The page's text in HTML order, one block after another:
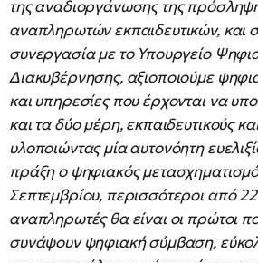
της αναδιοργάνωσης της
αναπληρωτών εκπαιδευτικών, και
συνεργασία με το Υπουργείο
Διακυβέρνησης, αξιοποιούμε
και υπηρεσίες που έρχονται να
και τα δύο μέρη, εκπαιδευτικούς
υλοποιώντας μία αυτονόητη
πράξη ο ψηφιακός
Σεπτεμβρίου, περισσότεροι από
αναπληρωτές θα είναι οι πρώτοι
συνάψουν ψηφιακή σύμβαση,